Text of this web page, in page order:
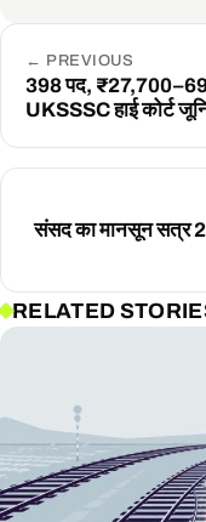
← PREVIOUS
398 पद,
UKSSSC हाई कोर्ट
संसद का मानसून सत्र
RELATED